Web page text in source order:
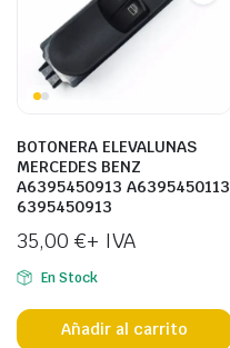
BOTONERA ELEVALUNAS
MERCEDES BENZ
A6395450913 A6395450113
6395450913
35,00 €+ IVA
En Stock
Añadir al carrito